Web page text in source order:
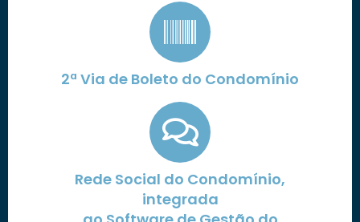
2ª Via de Boleto do Condomínio
Rede Social do Condomínio,
integrada